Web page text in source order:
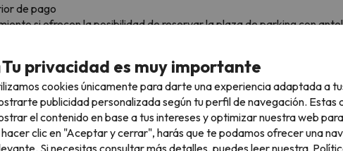
de pago
si ofrecen la posibilidad de reservar la plaza de parking con
no admite mascotas.
Tu privacidad es muy importante
cookies únicamente para darte una experiencia adaptada a
publicidad personalizada según tu perfil de navegación. Estas
el contenido en base a tus intereses y optimizar nuestra web
clic en "Aceptar y cerrar", harás que te podamos ofrecer una
Si necesitas consultar más detalles, puedes leer nuestra